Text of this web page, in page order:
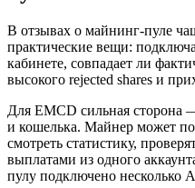
В отзывах о майнинг-пуле
практические вещи:
кабинете, совпадает ли
высокого rejected shares и
Для EMCD сильная сторона
и кошелька. Майнер может
смотреть статистику,
выплатами из одного
пулу подключено несколько